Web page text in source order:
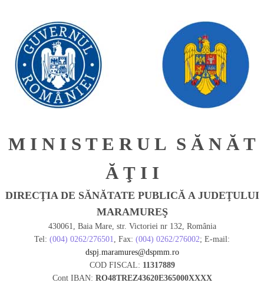
M I N I S T E R U L S Ă N Ă T
Ă Ţ I I
DIRECŢIA DE SĂNĂTATE PUBLICĂ A JUDEŢULUI
MARAMUREŞ
430061, Baia Mare, str. Victoriei nr 132, România
Tel: (004) 0262/276501, Fax: (004) 0262/276002; E-mail:
dspj.maramures@dspmm.ro
COD FISCAL: 11317889
Cont IBAN: RO48TREZ43620E365000XXXX